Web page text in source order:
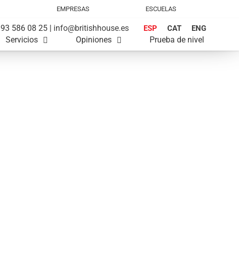
EMPRESAS ESCUELAS
ESP CAT ENG
93 586 08 25 | info@britishhouse.es
Servicios Opiniones Prueba de nivel